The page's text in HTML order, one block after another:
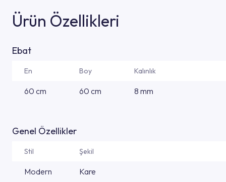
Ürün Özellikleri
Ebat
En Boy Kalınlık
60 cm 60 cm 8 mm
Genel Özellikler
Stil Şekil
Modern Kare